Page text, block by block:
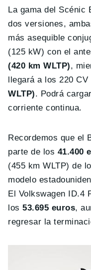
La gama del Scénic
dos versiones,
más asequible
(125 kW) con el
(420 km WLTP),
llegará a los 220
WLTP). Podrá
corriente continua.
Recordemos que el
parte de los 41.400
(455 km WLTP) de
modelo
El Volkswagen ID.4
los53.695 euros,
regresar la